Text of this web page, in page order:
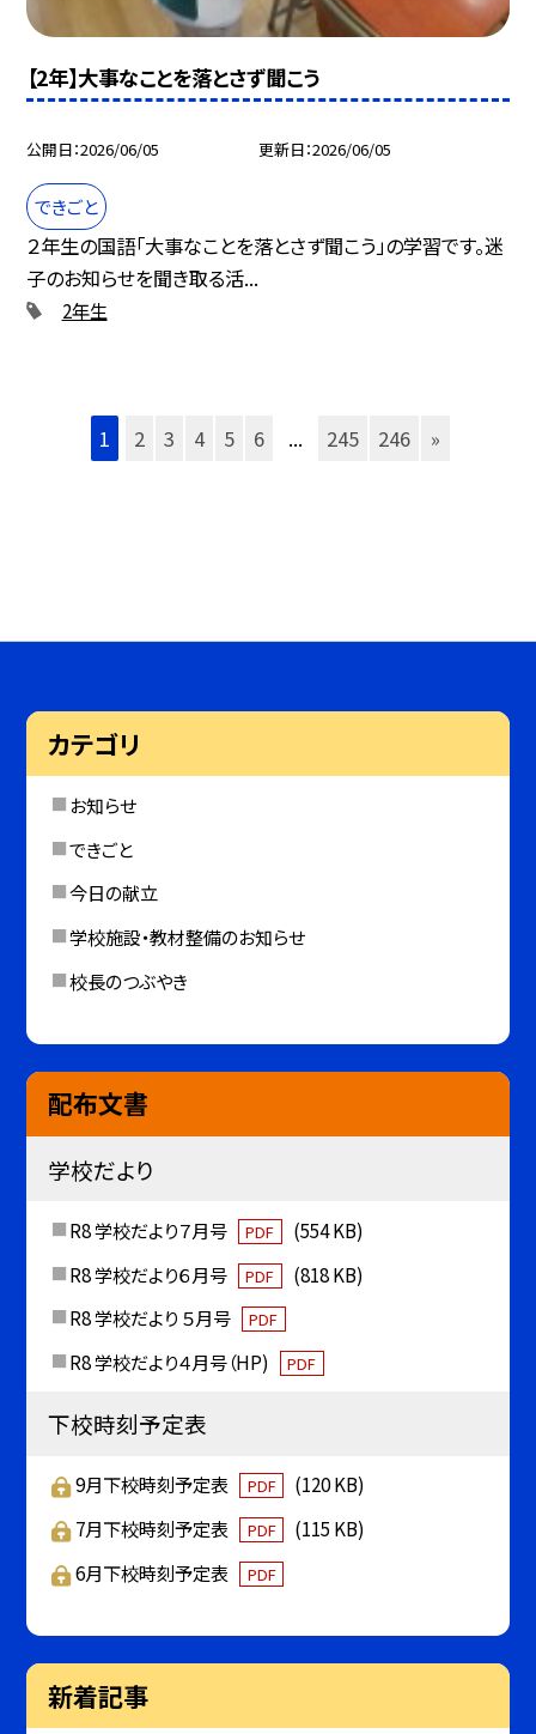
【2年】大事なことを落とさず聞こう
公開日 2026/06/05 更新日 2026/06/05
できごと
２年生の国語「大事なことを落とさず聞こう」の学習です。迷
子のお知らせを聞き取る活...
2年生
1 2 3 4 5 6 ... 245 246 »
カテゴリ
お知らせ
できごと
今日の献立
学校施設・教材整備のお知らせ
校長のつぶやき
配布文書
学校だより
R8 学校だより７月号 PDF
(554 KB)
R8 学校だより６月号
PDF
(818 KB)
R8 学校だより ５月号
PDF
R8 学校だより４月号（HP) PDF
下校時刻予定表
9月下校時刻予定表 PDF
(120 KB)
7月下校時刻予定表
PDF
(115 KB)
6月下校時刻予定表
PDF
新着記事